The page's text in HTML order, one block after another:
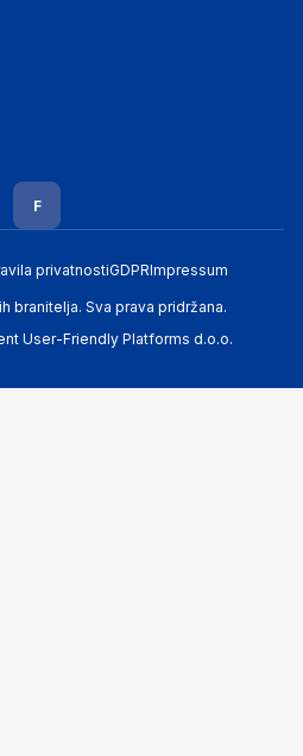
F
privatnostiGDPRImpressum
branitelja. Sva prava pridržana.
User-Friendly Platforms d.o.o.